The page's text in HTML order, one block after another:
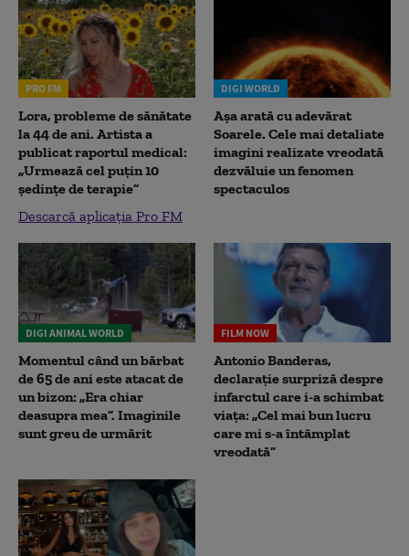
PRO FM
Lora, probleme de sănătate
la 44 de ani. Artista a
publicat raportul medical:
„Urmează cel puțin 10
ședințe de terapie”
Descarcă aplicația Pro FM
DIGI WORLD
Așa arată cu adevărat
Soarele. Cele mai detaliate
imagini realizate vreodată
dezvăluie un fenomen
spectaculos
DIGI ANIMAL WORLD
Momentul când un bărbat
de 65 de ani este atacat de
un bizon: „Era chiar
deasupra mea”. Imaginile
sunt greu de urmărit
FILM NOW
Antonio Banderas,
declarație surpriză despre
infarctul care i-a schimbat
viața: „Cel mai bun lucru
care mi s-a întâmplat
vreodată”